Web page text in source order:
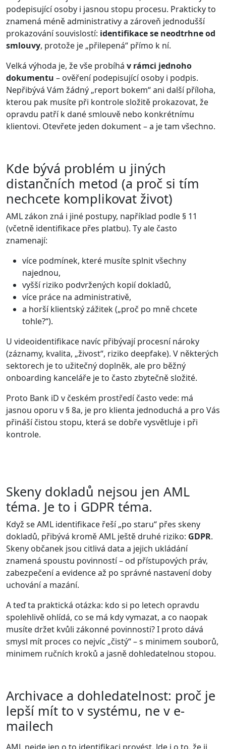
podepisující osoby i jasnou stopu procesu. Prakticky to
znamená méně administrativy a zároveň jednodušší
prokazování souvislostí: identifikace se neodtrhne od
smlouvy, protože je „přilepená“ přímo k ní.
Velká výhoda je, že vše probíhá v rámci jednoho
dokumentu – ověření podepisující osoby i podpis.
Nepřibývá Vám žádný „report bokem“ ani další příloha,
kterou pak musíte při kontrole složitě prokazovat, že
opravdu patří k dané smlouvě nebo konkrétnímu
klientovi. Otevřete jeden dokument – a je tam všechno.
Kde bývá problém u jiných
distančních metod (a proč si tím
nechcete komplikovat život)
AML zákon zná i jiné postupy, například podle § 11
(včetně identifikace přes platbu). Ty ale často
znamenají:
více podmínek, které musíte splnit všechny
najednou,
vyšší riziko podvržených kopií dokladů,
více práce na administrativě,
a horší klientský zážitek („proč po mně chcete
tohle?“).
U videoidentifikace navíc přibývají procesní nároky
(záznamy, kvalita, „živost“, riziko deepfake). V některých
sektorech je to užitečný doplněk, ale pro běžný
onboarding kanceláře je to často zbytečně složité.
Proto Bank iD v českém prostředí často vede: má
jasnou oporu v § 8a, je pro klienta jednoduchá a pro Vás
přináší čistou stopu, která se dobře vysvětluje i při
kontrole.
Skeny dokladů nejsou jen AML
téma. Je to i GDPR téma.
Když se AML identifikace řeší „po staru“ přes skeny
dokladů, přibývá kromě AML ještě druhé riziko: GDPR.
Skeny občanek jsou citlivá data a jejich ukládání
znamená spoustu povinností – od přístupových práv,
zabezpečení a evidence až po správné nastavení doby
uchování a mazání.
A teď ta praktická otázka: kdo si po letech opravdu
spolehlivě ohlídá, co se má kdy vymazat, a co naopak
musíte držet kvůli zákonné povinnosti? I proto dává
smysl mít proces co nejvíc „čistý“ – s minimem souborů,
minimem ručních kroků a jasně dohledatelnou stopou.
Archivace a dohledatelnost: proč je
lepší mít to v systému, ne v e-
mailech